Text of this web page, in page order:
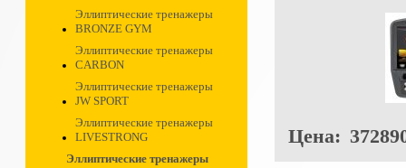
Эллиптические тренажеры
BRONZE GYM
Эллиптические тренажеры
CARBON
Эллиптические тренажеры
JW SPORT
Эллиптические тренажеры
LIVESTRONG
Эллиптические тренажеры
Цена: